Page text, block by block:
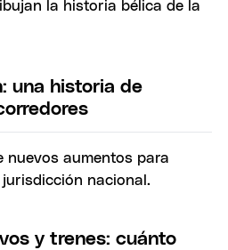
una historia de
y trenes: cuánto